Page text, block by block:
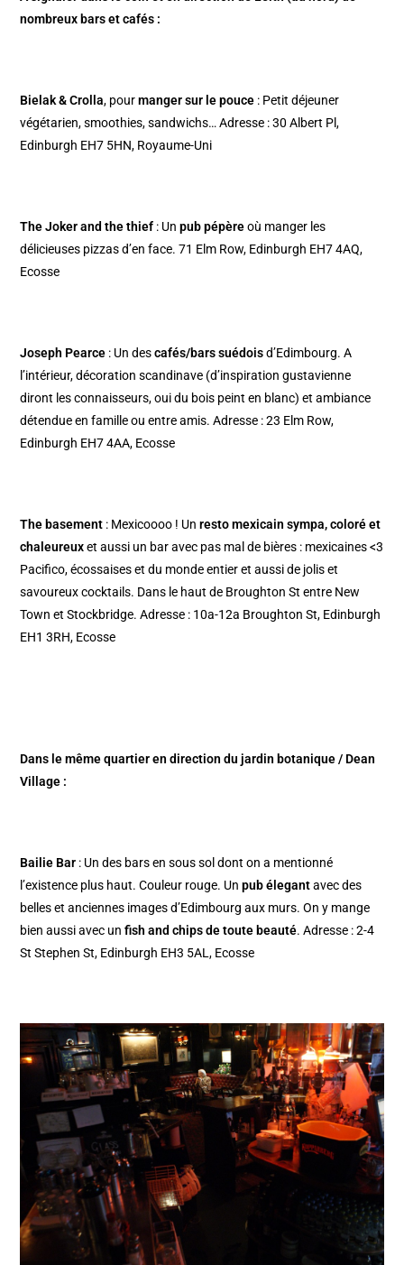
nombreux bars et cafés :
Bielak & Crolla, pourmanger sur le pouce : Petit déjeuner
végétarien, smoothies, sandwichs… Adresse : 30 Albert Pl,
Edinburgh EH7 5HN, Royaume-Uni
The Joker and the thief : Unpub pépèreoù manger les
délicieuses pizzas d’en face. 71 Elm Row, Edinburgh EH7 4AQ,
Ecosse
Joseph Pearce : Un descafés/bars suédoisd’Edimbourg. A
l’intérieur, décoration scandinave (d’inspiration gustavienne
diront les connaisseurs, oui du bois peint en blanc) et ambiance
détendue en famille ou entre amis. Adresse : 23 Elm Row,
Edinburgh EH7 4AA, Ecosse
The basement : Mexicoooo ! Unresto mexicain sympa, coloré et
chaleureuxet aussi un bar avec pas mal de bières : mexicaines <3
Pacifico, écossaises et du monde entier et aussi de jolis et
savoureux cocktails. Dans le haut de Broughton St entre New
Town et Stockbridge. Adresse : 10a-12a Broughton St, Edinburgh
EH1 3RH, Ecosse
Dans le même quartier en direction du jardin botanique / Dean
Village :
Bailie Bar : Un des bars en sous sol dont on a mentionné
l’existence plus haut. Couleur rouge. Unpub élegantavec des
belles et anciennes images d’Edimbourg aux murs. On y mange
bien aussi avec unfish and chips de toute beauté. Adresse : 2-4
St Stephen St, Edinburgh EH3 5AL, Ecosse